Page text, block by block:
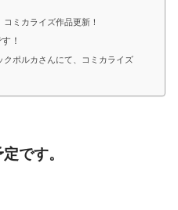
ミカライズ作品更新！
！
クポルカさんにて、コミカライズ
です。